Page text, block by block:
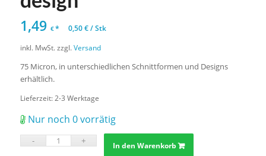
1,49 €* 0,50€/Stk
inkl. MwSt. zzgl. Versand
75 Micron, in unterschiedlichen Schnittformen und Designs
erhältlich.
Lieferzeit: 2-3 Werktage
Nur noch 0 vorrätig
In den Warenkorb